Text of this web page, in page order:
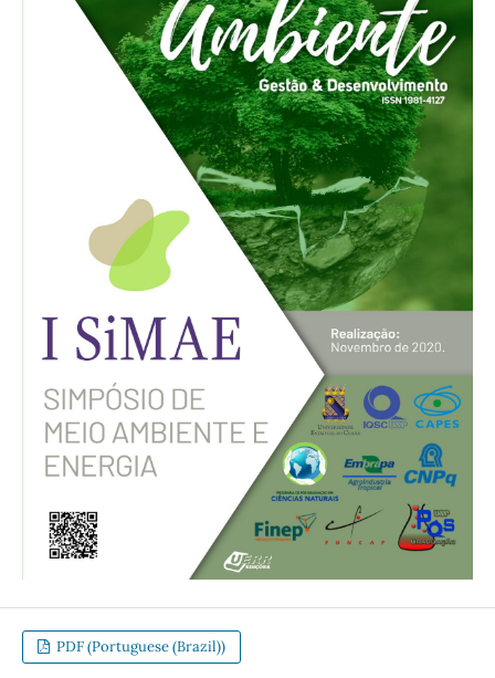
PDF (Portuguese (Brazil))